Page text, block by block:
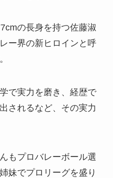
の長身を持つ佐藤淑
ー界の新ヒロインと呼
で実力を磨き、経歴で
されるなど、その実力
もプロバレーボール選
妹でプロリーグを盛り